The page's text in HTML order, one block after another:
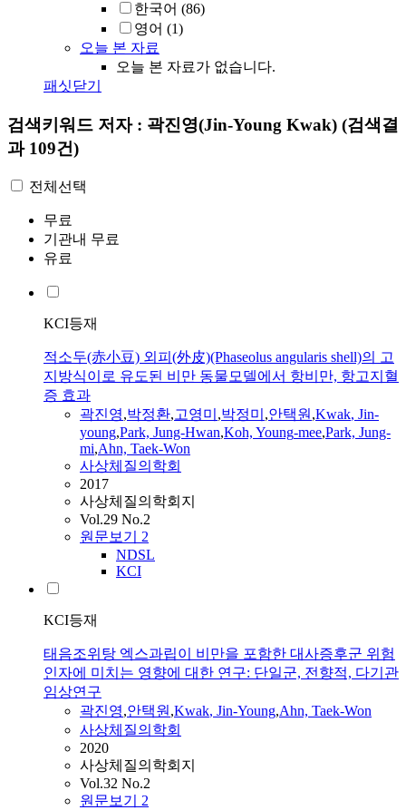
한국어 (86)
영어 (1)
오늘 본 자료
오늘 본 자료가 없습니다.
패싯닫기
검색키워드 저자 : 곽진영(Jin-Young Kwak) (검색결
과 109건)
전체선택
무료
기관내 무료
유료
KCI등재
적소두(赤小豆) 외피(外皮)(Phaseolus angularis shell)의 고
지방식이로 유도된 비만 동물모델에서 항비만, 항고지혈
증 효과
곽진영,박정환,고영미 ,박정미 ,안택원,Kwak, Jin-
young,Park, Jung-Hwan,Koh, Young-mee,Park, Jung-
mi,Ahn, Taek-Won
사상체질의학회
2017
사상체질의학회지
Vol.29 No.2
원문보기 2
NDSL
KCI
KCI등재
태음조위탕 엑스과립이 비만을 포함한 대사증후군 위험
인자에 미치는 영향에 대한 연구: 단일군, 전향적, 다기관
임상연구
곽진영,안택원,Kwak, Jin-Young,Ahn, Taek-Won
사상체질의학회
2020
사상체질의학회지
Vol.32 No.2
원문보기 2